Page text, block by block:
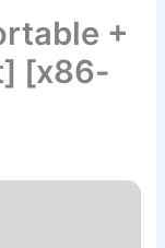
+
[x86-